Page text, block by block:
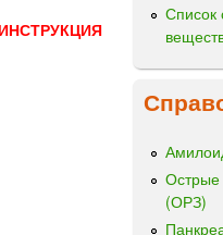
Список
Острые
(ОРЗ)